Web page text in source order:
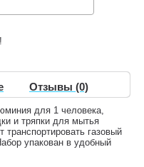
Отзывы (0)
для 1 человека,
и тряпки для мытья
газовый
упакован в удобный